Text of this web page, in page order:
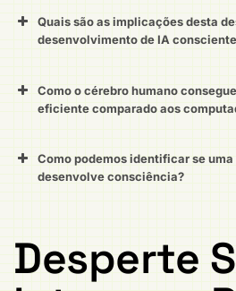
Quais são as implicações desta
desenvolvimento de IA
Como o cérebro humano
eficiente comparado aos
Como podemos identificar se
desenvolve consciência?
Desperte